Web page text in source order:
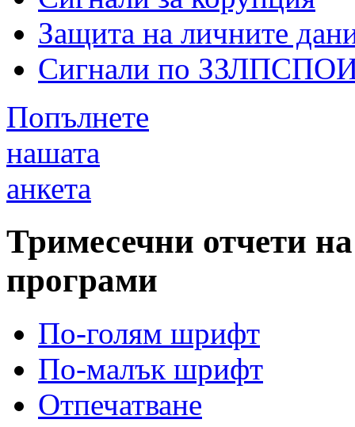
Защита на личните
Сигнали по
Попълнете
нашата
анкета
Тримесечни отчети
програми
По-голям шрифт
По-малък шрифт
Отпечатване